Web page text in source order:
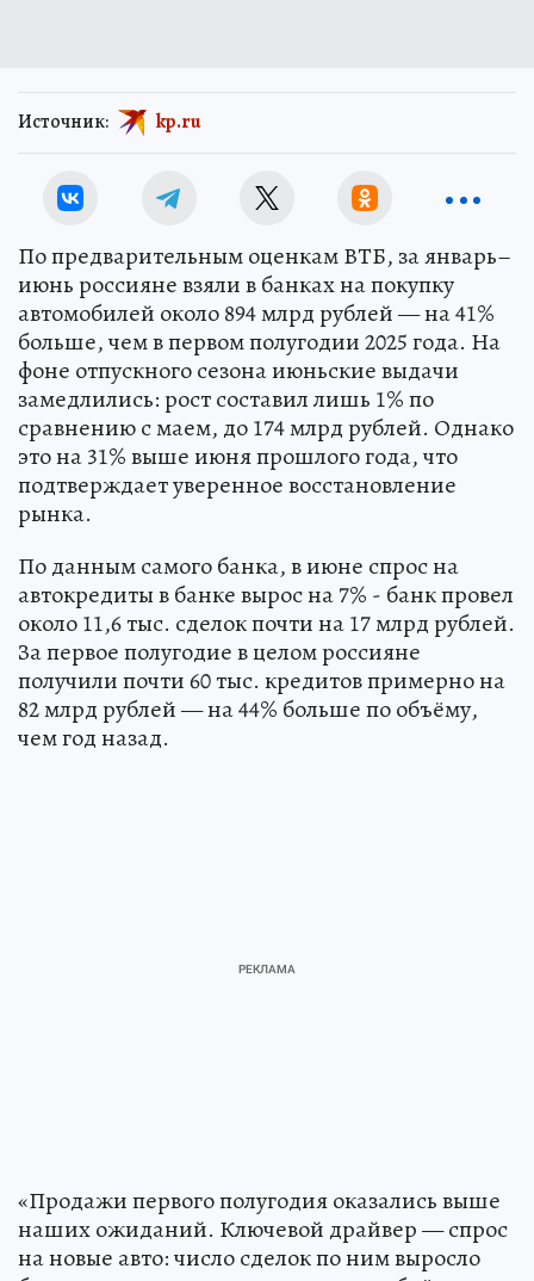
Источник: kp.ru
По предварительным оценкам ВТБ, за январь–
июнь россияне взяли в банках на покупку
автомобилей около 894 млрд рублей — на 41%
больше, чем в первом полугодии 2025 года. На
фоне отпускного сезона июньские выдачи
замедлились: рост составил лишь 1% по
сравнению с маем, до 174 млрд рублей. Однако
это на 31% выше июня прошлого года, что
подтверждает уверенное восстановление
рынка.
По данным самого банка, в июне спрос на
автокредиты в банке вырос на 7% - банк провел
около 11,6 тыс. сделок почти на 17 млрд рублей.
За первое полугодие в целом россияне
получили почти 60 тыс. кредитов примерно на
82 млрд рублей — на 44% больше по объёму,
чем год назад.
«Продажи первого полугодия оказались выше
наших ожиданий. Ключевой драйвер — спрос
на новые авто: число сделок по ним выросло